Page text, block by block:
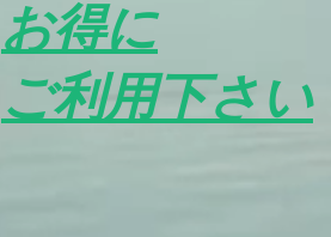
お得に
ご利用下さい